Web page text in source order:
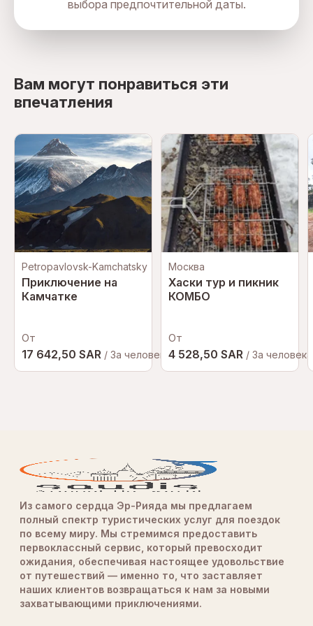
выбора предпочтительной даты.
Вам могут понравиться эти
впечатления
Petropavlovsk-Kamchatsky
Приключение на
Камчатке
От
17 642,50 SAR / За человека
Москва
Хаски тур и пикник
КОМБО
От
4 528,50 SAR / За человека
Из самого сердца Эр-Рияда мы предлагаем
полный спектр туристических услуг для поездок
по всему миру. Мы стремимся предоставить
первоклассный сервис, который превосходит
ожидания, обеспечивая настоящее удовольствие
от путешествий — именно то, что заставляет
наших клиентов возвращаться к нам за новыми
захватывающими приключениями.